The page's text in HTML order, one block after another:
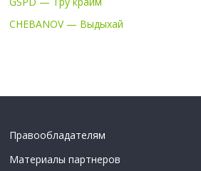
CHEBANOV — Выдыхай
Правообладателям
Материалы партнеров